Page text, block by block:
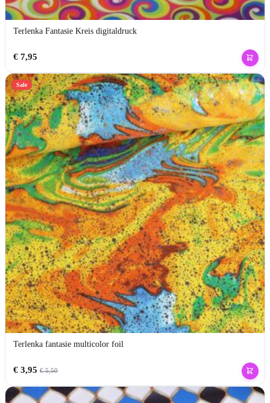
Terlenka Fantasie Kreis digitaldruck
€7,95
Sale
Terlenka fantasie multicolor foil
€3,95 €5,50